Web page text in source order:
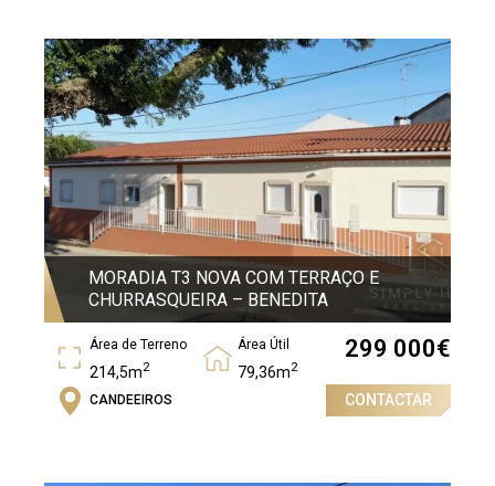
MORADIA T3 NOVA COM TERRAÇO E
CHURRASQUEIRA – BENEDITA
Área de Terreno
214,5m2
Área Útil
79,36m2
Área Bruta
299 000€
CANDEEIROS CONTACTAR